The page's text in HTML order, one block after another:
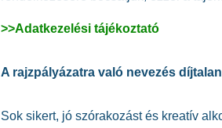
>>Adatkezelési tájékoztató
A rajzpályázatra való nevezés
Sok sikert, jó szórakozást és kreatív